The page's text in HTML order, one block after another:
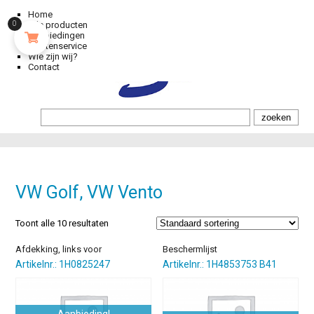
Home
Alle producten
Aanbiedingen
Klantenservice
Wie zijn wij?
Contact
VW Golf, VW Vento
Toont alle 10 resultaten
Afdekking, links voor
Artikelnr.: 1H0825247
Beschermlijst
Artikelnr.: 1H4853753 B41
0